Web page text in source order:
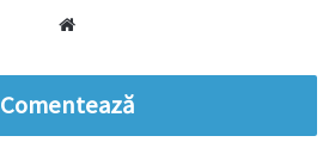
Comentează